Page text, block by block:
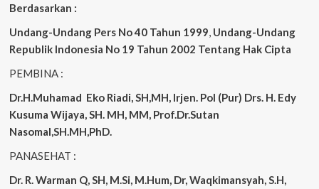
Berdasarkan :
Undang-Undang Pers No 40 Tahun 1999, Undang-Undang
Republik Indonesia No 19 Tahun 2002 Tentang Hak Cipta
PEMBINA :
Dr.H.Muhamad Eko Riadi, SH,MH, Irjen. Pol (Pur) Drs. H. Edy
Kusuma Wijaya, SH. MH, MM, Prof.Dr.Sutan
Nasomal,SH.MH,PhD.
PANASEHAT :
Dr. R. Warman Q, SH, M.Si, M.Hum, Dr, Waqkimansyah, S.H,